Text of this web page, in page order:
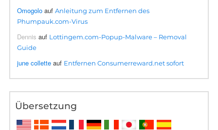
Omogolo aufAnleitung zum Entfernen des
Phumpauk.com-Virus
Dennis auf Lottingem.com-Popup-Malware – Removal
Guide
june collette auf Entfernen Consumerreward.net sofort
Übersetzung